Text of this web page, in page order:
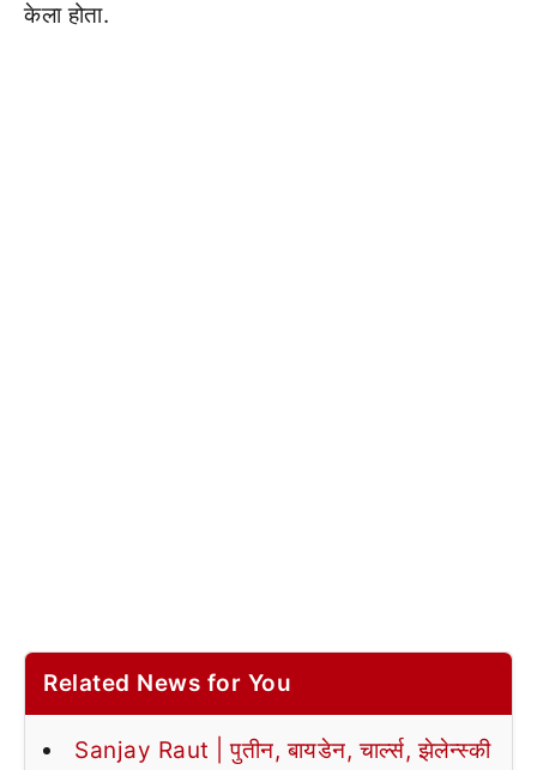
केला होता.
Related News for You
Sanjay Raut | पुतीन, बायडेन, चार्ल्स, झेलेन्स्की